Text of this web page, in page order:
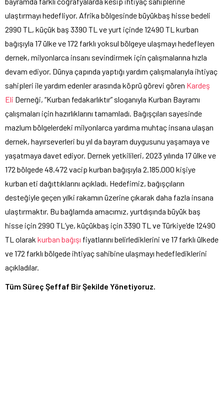
ulaştırmayı hedefliyor. Afrika bölgesinde büyükbaş hisse bedeli
2990 TL, küçük baş 3390 TL ve yurt içinde 12490 TL kurban
bağışıyla 17 ülke ve 172 farklı yoksul bölgeye ulaşmayı hedefleyen
dernek, milyonlarca insanı sevindirmek için çalışmalarına hızla
devam ediyor. Dünya çapında yaptığı yardım çalışmalarıyla ihtiyaç
sahipleri ile yardım edenler arasında köprü görevi gören Kardeş
Eli Derneği, “Kurban fedakarlıktır” sloganıyla Kurban Bayramı
çalışmaları için hazırlıklarını tamamladı. Bağışçıları sayesinde
mazlum bölgelerdeki milyonlarca yardıma muhtaç insana ulaşan
dernek, hayırseverleri bu yıl da bayram duygusunu yaşamaya ve
yaşatmaya davet ediyor. Dernek yetkilileri, 2023 yılında 17 ülke ve
172 bölgede 48.472 vacip kurban bağışıyla 2.185.000 kişiye
kurban eti dağıttıklarını açıkladı. Hedefimiz, bağışçıların
desteğiyle geçen yılki rakamın üzerine çıkarak daha fazla insana
ulaştırmaktır. Bu bağlamda amacımız, yurtdışında büyük baş
hisse için 2990 TL’ye, küçükbaş için 3390 TL ve Türkiye’de 12490
TL olarak kurban bağışı fiyatlarını belirlediklerini ve 17 farklı ülkede
ve 172 farklı bölgede ihtiyaç sahibine ulaşmayı hedeflediklerini
açıkladılar.
Tüm Süreç Şeffaf Bir Şekilde Yönetiyoruz.